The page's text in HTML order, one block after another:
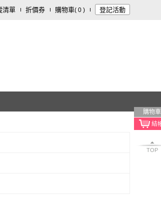
清單 折價券 購物車( 0 ) 登記活動
購物車
TOP